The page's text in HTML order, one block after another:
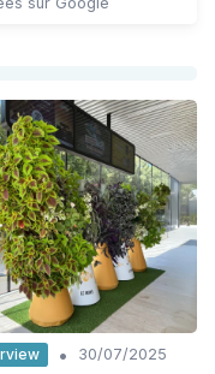
•
30/07/2025